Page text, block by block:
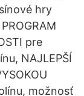
hry
pre
NAJLEPŠÍ
možnosť